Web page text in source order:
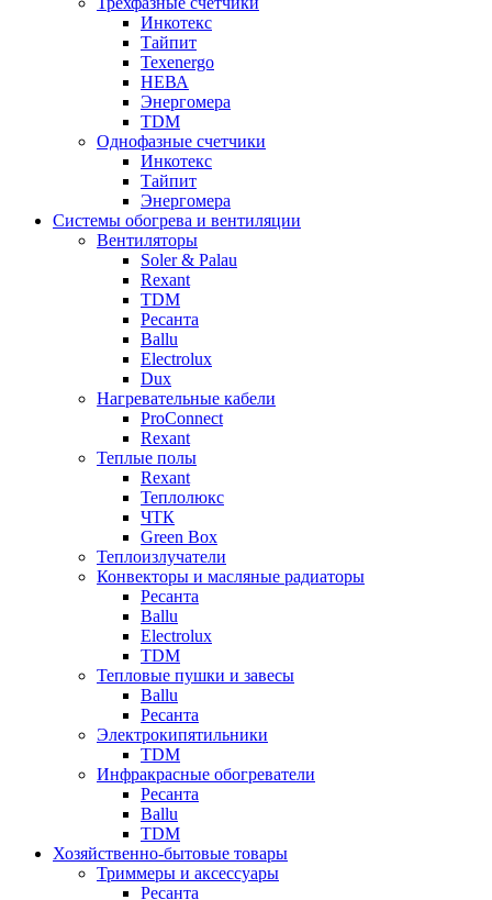
Инкотекс
Тайпит
Texenergo
НЕВА
Энергомера
TDM
Однофазные счетчики
Инкотекс
Тайпит
Энергомера
Системы обогрева и вентиляции
Вентиляторы
Soler & Palau
Rexant
TDM
Ресанта
Ballu
Electrolux
Dux
Нагревательные кабели
ProConnect
Rexant
Теплые полы
Rexant
Теплолюкс
ЧТК
Green Box
Теплоизлучатели
Конвекторы и масляные радиаторы
Ресанта
Ballu
Electrolux
TDM
Тепловые пушки и завесы
Ballu
Ресанта
Электрокипятильники
TDM
Инфракрасные обогреватели
Ресанта
Ballu
TDM
Хозяйственно-бытовые товары
Триммеры и аксессуары
Ресанта